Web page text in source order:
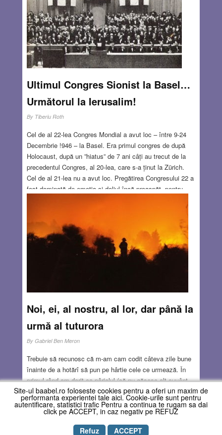
nouă și anume cea privind stomatoidele, componente vii
ale organismului nostru…
Read more…
DEC 15, 2016 2 COMMENTS
Ultimul Congres Sionist la Basel…
Următorul la Ierusalim!
By Tiberiu Roth
Cel de al 22-lea Congres Mondial a avut loc – între 9-24
Decembrie !946 – la Basel. Era primul congres de după
Holocaust, după un ”hiatus” de 7 ani câți au trecut de la
precedentul Congres, al 20-lea, care s-a ținut la Zürich.
Cel de al 21-lea nu a avut loc. Pregătirea Congresului 22 a
fost dominată de emoția și doliul încă proaspăt, pentru
cele 6 milioane de victime ale Holocaustului, dar și de
neînțelegere și indiferență de statele europene în care se
aflau risipiți și discriminați în diferite împrejurări.
Read
more…
Noi, ei, al nostru, al lor, dar până la
urmă al tuturora
By Gabriel Ben Meron
Trebuie să recunosc că m-am cam codit câteva zile bune
înainte de a hotărî să pun pe hârtie cele ce urmează. În
primul rând am dorit ca pârjolul (că nu găsesc alt cuvânt
pentru cele întâmplate în urmă cu numai trei săptămâni)
să fie stins, oamenii să se întoarcă la treburile lor (deși
cam 600- 700 de familii haifiote nu mai au unde să se
întoarcă), dar mai ales am așteptat ca norii, de fum și de
Site-ul baabel.ro foloseste cookies pentru a oferi un maxim de
performanta experientei tale aici. Cookie-urile sunt pentru
autentificare, statistici trafic Pentru a continua te rugam sa dai
click pe ACCEPT, in caz negativ pe REFUZ
Refuz
ACCEPT